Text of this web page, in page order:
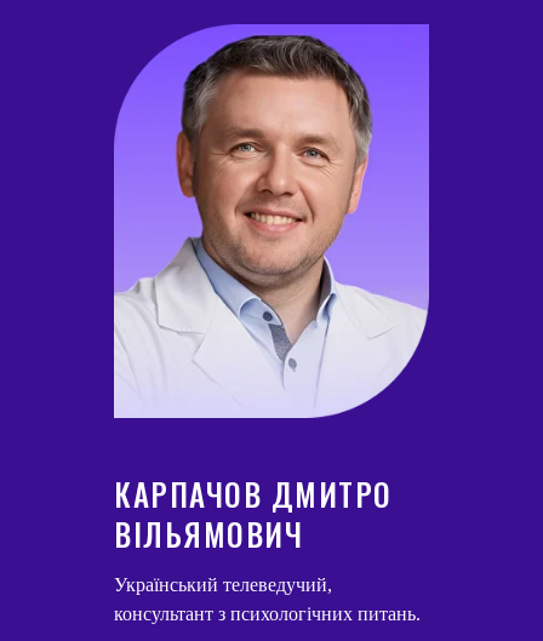
КАРПАЧОВ ДМИТРО
ВІЛЬЯМОВИЧ
Український телеведучий,
консультант з психологічних питань.